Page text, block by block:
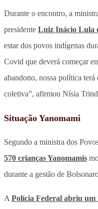
Durante o encontro, a
presidente Luiz Inácio Lula
estar dos povos indígenas
Covid que deverá começar
abandono, nossa política
coletiva”, afirmou Nísia
Situação Yanomami
Segundo a ministra dos
570 crianças Yanomamis
durante a gestão de
A Polícia Federal abriu